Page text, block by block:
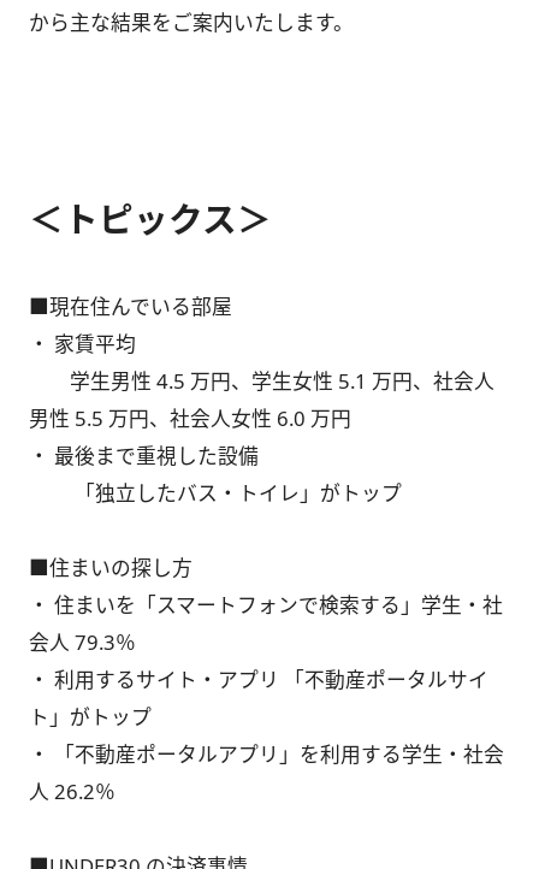
から主な結果をご案内いたします。
＜トピックス＞
■現在住んでいる部屋
・ 家賃平均
学生男性 4.5 万円、学生女性 5.1 万円、社会人
男性 5.5 万円、社会人女性 6.0 万円
・ 最後まで重視した設備
「独立したバス・トイレ」がトップ
■住まいの探し方
・ 住まいを「スマートフォンで検索する」学生・社
会人 79.3％
・ 利用するサイト・アプリ 「不動産ポータルサイ
ト」がトップ
・ 「不動産ポータルアプリ」を利用する学生・社会
人 26.2％